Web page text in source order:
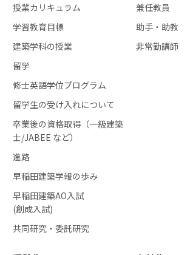
授業カリキュラム
学習教育目標
建築学科の授業
留学
修士英語学位プログラム
留学生の受け入れについて
卒業後の資格取得（一級建築
士/JABEE など）
進路
早稲田建築学報の歩み
早稲田建築AO入試
(創成入試)
共同研究・委託研究
兼任教員
助手・助教
非常勤講師